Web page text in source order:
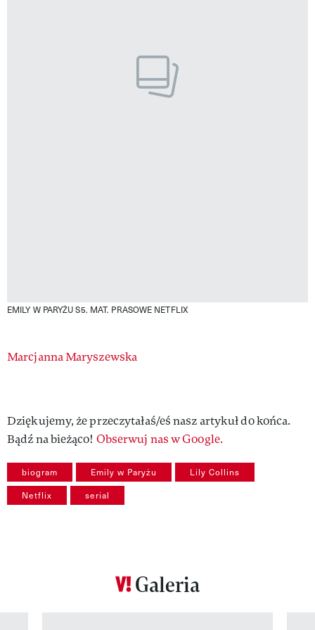
EMILY W PARYŻU S5. MAT. PRASOWE NETFLIX
Authors
Marcjanna Maryszewska
Dziękujemy, że przeczytałaś/eś nasz artykuł do końca.
Bądź na bieżąco! Obserwuj nas w Google.
biogram Emily w Paryżu Lily Collins
Netflix serial
Galeria